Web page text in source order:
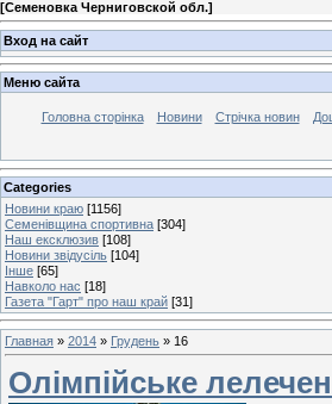
[Семеновка Черниговской обл.]
Вход на сайт
Меню сайта
Головна сторінка Новини Стрічка новин
Categories
Новини краю [1156]
Семенівщина спортивна [304]
Наш ексклюзив [108]
Новини звідусіль [104]
Інше [65]
Навколо нас [18]
Газета "Гарт" про наш край [31]
Главная » 2014 » Грудень » 16
Олімпійське